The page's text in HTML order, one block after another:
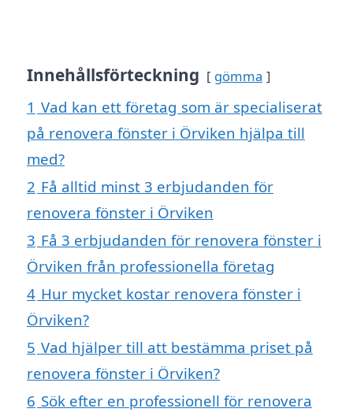
Innehållsförteckning gömma
1 Vad kan ett företag som är specialiserat
på renovera fönster i Örviken hjälpa till
med?
2 Få alltid minst 3 erbjudanden för
renovera fönster i Örviken
3 Få 3 erbjudanden för renovera fönster i
Örviken från professionella företag
4 Hur mycket kostar renovera fönster i
Örviken?
5 Vad hjälper till att bestämma priset på
renovera fönster i Örviken?
6 Sök efter en professionell för renovera